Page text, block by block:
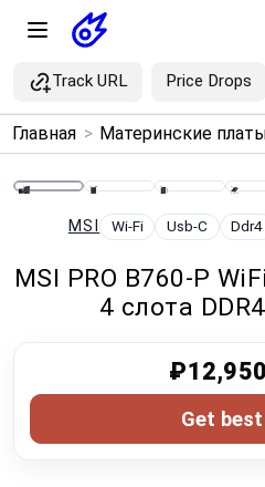
Track URL Price Drops
Menu ×
Search
Categories
Brands
Главная > Материнские
MSI Wi-Fi Usb-C Ddr4
MSI PRO B760-P
4 слота
₽12,950
Get